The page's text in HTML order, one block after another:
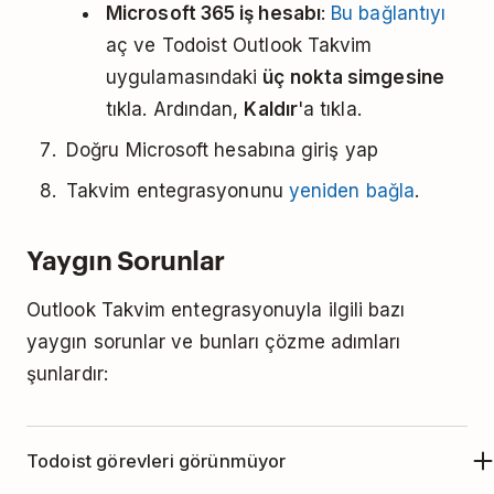
Microsoft 365 iş hesabı: Bu bağlantıyı
aç ve Todoist Outlook Takvim
uygulamasındaki üç nokta simgesine
tıkla. Ardından, Kaldır'a tıkla.
Doğru Microsoft hesabına giriş yap
Takvim entegrasyonunu yeniden bağla.
Yaygın Sorunlar
Outlook Takvim entegrasyonuyla ilgili bazı
yaygın sorunlar ve bunları çözme adımları
şunlardır:
Todoist görevleri görünmüyor